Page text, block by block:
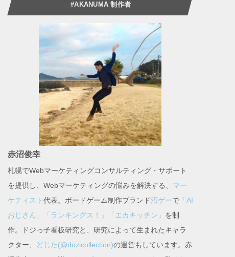
#AKANUMA 制作者
赤沼俊幸
札幌でWebマーケティングコンサルティング・サポート
を提供し、Webマーケティングの悩みを解決する、 マー
ケティスト代表。ボードゲーム制作ブランド沼ゲーで「AI
おじさん」
「ランキングス！」 「エカキッチン」 を制
作。ドジっ子看板研究と、研究によって生まれたキャラ
クター、
どじた(@dozicollection)の運営もしています。赤